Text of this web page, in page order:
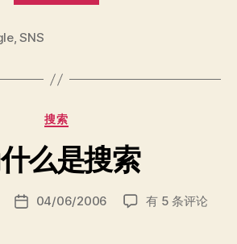
之
,SNS
分
搜索
么是搜索
发 04/06/2006
为
有 5 条评论